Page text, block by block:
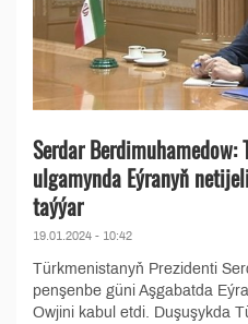
Serdar
ulgamynda Eýranyň
taýýar
19.01.2024 - 10:42
Türkmenistanyň Prezidenti
penşenbe güni Aşgabatda
Owjini kabul etdi. Duşuşykda